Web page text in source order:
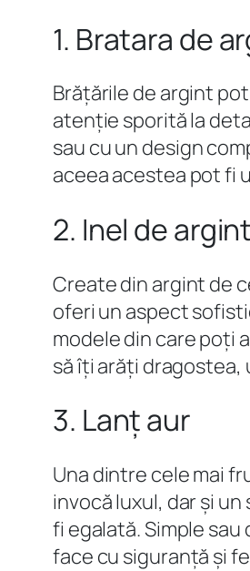
1. Bratara de
Brățările de argint
atenție sporită la
sau cu un design
aceea acestea pot fi
2. Inel de argint
Create din argint de
oferi un aspect
modele din care poți
să îți arăți
3. Lanț aur
Una dintre cele mai
invocă luxul, dar și
fi egalată. Simple
face cu siguranță și